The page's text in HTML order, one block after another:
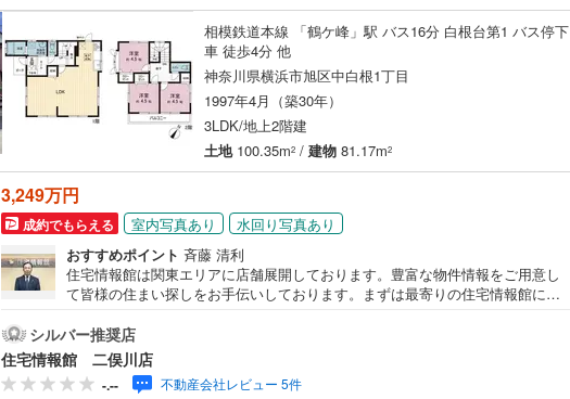
相模鉄道本線 「鶴ケ峰」駅 バス16分 白根台第1 バス停下
車 徒歩4分 他
神奈川県横浜市旭区中白根1丁目
1997年4月（築30年）
3LDK/地上2階建
土地100.35m2 / 建物 81.17m2
3,249万円
成約でもらえる 室内写真あり
水回り写真あり
おすすめポイント 斉藤 清利
住宅情報館は関東エリアに店舗展開しております。豊富な物件情報をご用意し
て皆様の住まい探しをお手伝いしております。まずは最寄りの住宅情報館にお
の試算やご購入の際にかかる諸費用の概算も行っております。しっかりとした
資金計画のアドバイスをさせて頂きますので、お気軽にご相談ください。
シルバー推奨店
住宅情報館 二俣川店
-.-- 不動産会社レビュー 5件
予土線( 0)
鳴門線(0) 徳島線 (0)
土讃線
) 土讃線
香椎線(0
三角線(
長崎本線(0) 唐津線
佐世保線(0) 大村線( 0)
豊肥本線 (0) 日豊本線 (0)
日南線
0)
後藤寺線( 0)